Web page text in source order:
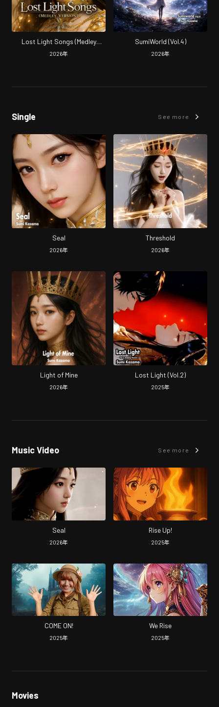
Lost Light Songs (Medley
Version)
2026年
SumiWorld (Vol.4)
2026年
Single See more
Seal
2026年
Threshold
2026年
Light of Mine
2026年
Lost Light (Vol.2)
2025年
Music Video See more
Seal
2026年
Rise Up!
2025年
COME ON!
2025年
We Rise
2025年
Movies